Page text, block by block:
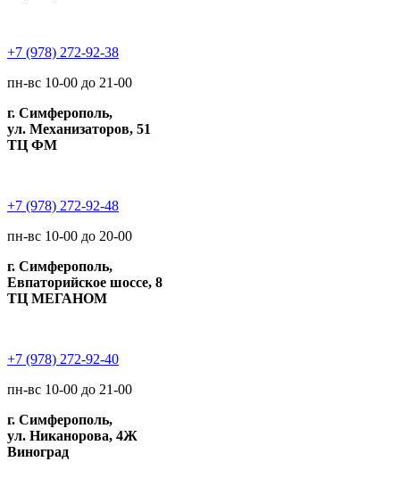
+7 (978) 272-92-38
пн-вс 10-00 до 21-00
г. Симферополь,
ул. Механизаторов, 51
ТЦ ФМ
+7 (978) 272-92-48
пн-вс 10-00 до 20-00
г. Симферополь,
Евпаторийское шоссе, 8
ТЦ МЕГАНОМ
+7 (978) 272-92-40
пн-вс 10-00 до 21-00
г. Симферополь,
ул. Никанорова, 4Ж
Виноград